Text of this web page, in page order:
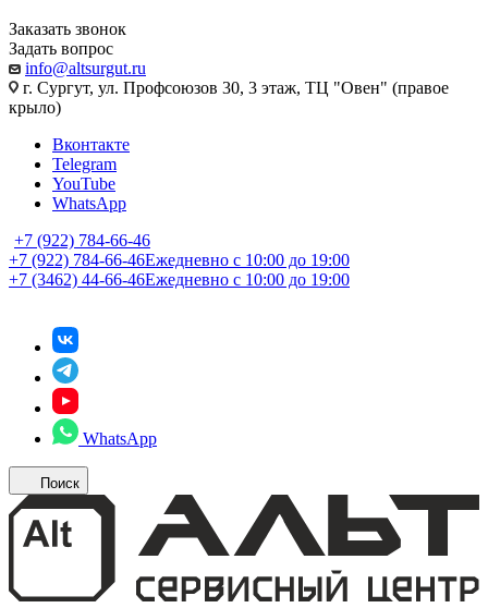
Заказать звонок
Задать вопрос
info@altsurgut.ru
г. Сургут, ул. Профсоюзов 30, 3 этаж, ТЦ "Овен" (правое
крыло)
Вконтакте
Telegram
YouTube
WhatsApp
+7 (922) 784-66-46
+7 (922) 784-66-46Ежедневно с 10:00 до 19:00
+7 (3462) 44-66-46Ежедневно с 10:00 до 19:00
WhatsApp
Поиск